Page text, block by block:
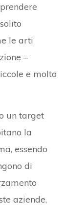
le arti
–
e molto
un target
la
essendo
di
aziende,